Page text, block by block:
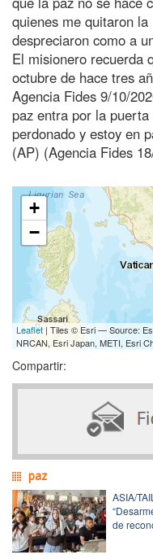
quienes me quitaron
despreciaron como a
El misionero recuerda
octubre de hace tres
Agencia Fides 9/10/
paz entra por la
perdonado y estoy en
(AP) (Agencia Fides
+
−
Leaflet | Tiles © Esri — Source:
NRCAN, Esri Japan, METI, Esri
Compartir:
paz
ASIA/
de